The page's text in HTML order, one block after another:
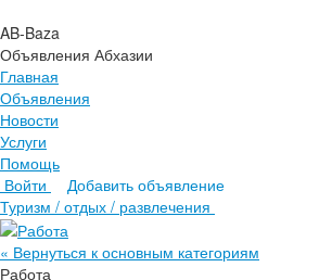
AB-Baza
Объявления Абхазии
Главная
Объявления
Новости
Услуги
Помощь
Войти
Добавить объявление
Главная
Объявления
Новости
Услуги
Туризм / отдых / развлечения
« Вернуться к основным категориям
Работа